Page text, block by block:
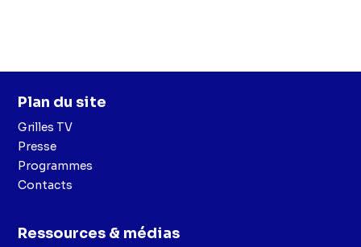
Plan du site
Grilles TV
Presse
Programmes
Contacts
Ressources & médias